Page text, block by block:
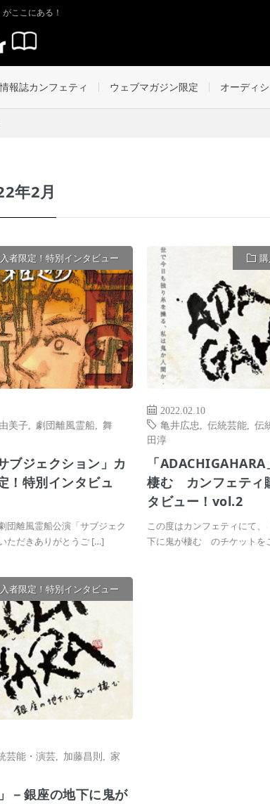
ここにある！
報誌カンフェティ ウェブマガジン限定 オーディ
年2月
者限定！特別インタビュー
美子 劇団離風霊船
舞
ブジェクション」カ
！特別インタビュ
団離風霊船公演「サブジェク
ただきありがとうご […]
2022.02.10
亀井広忠
,伝統芸能 ,伝
田淳
「
棲む カンフェティ
タビュー！vol.2
この度はカンフェティにて、
下に鬼が棲む のチケットを
者限定！特別インタビュー
芸能・演芸 加藤昌則
家
－銀座の地下に鬼が